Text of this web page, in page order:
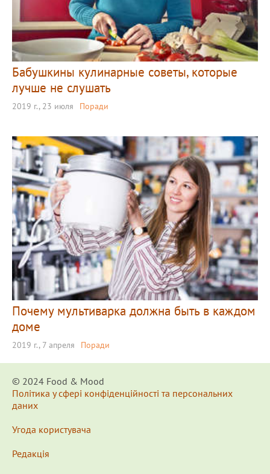
Бабушкины кулинарные советы, которые
лучше не слушать
2019 г., 23 июля Поради
Почему мультиварка должна быть в каждом
доме
2019 г., 7 апреля Поради
© 2024 Food & Мood
Політика у сфері конфіденційності та персональних
даних
Угода користувача
Редакція